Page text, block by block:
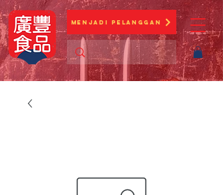
Menjadi Pelanggan